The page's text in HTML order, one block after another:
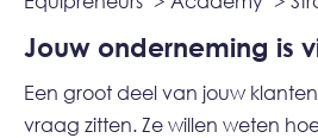
Jouw onderneming is
Een groot deel van jouw
vraag zitten. Ze willen weten